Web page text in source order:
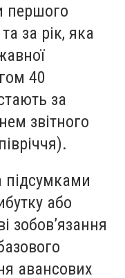
першого
за рік, яка
40
за
звітного
підсумками
або
зобов’язання
авансових